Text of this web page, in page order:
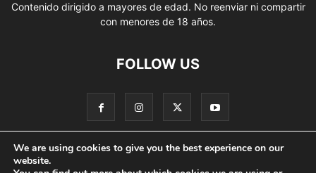
Contenido dirigido a mayores de edad. No reenviar ni compartir
con menores de 18 años.
FOLLOW US
We are using cookies to give you the best experience on our
website.